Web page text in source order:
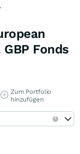
Fonds
Zum Portfolio
hinzufügen